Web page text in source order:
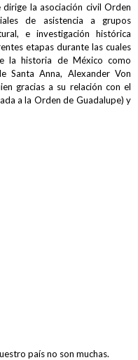
la asociación civil Orden
de asistencia a grupos
e investigación histórica
etapas durante las cuales
la historia de México como
Santa Anna, Alexander Von
gracias a su relación con el
a la Orden de Guadalupe) y
país no son muchas.